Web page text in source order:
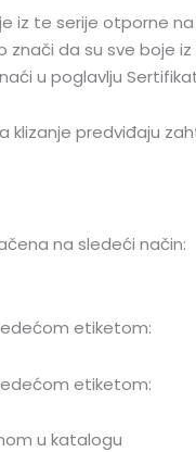
iz te serije otporne
da su sve boje
u poglavlju
predviđaju
na sledeći način:
etiketom:
etiketom:
u katalogu